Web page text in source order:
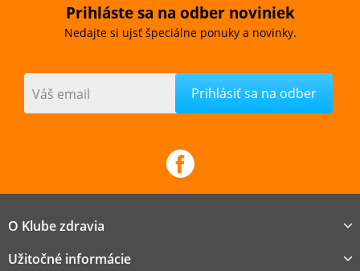
Prihláste sa na odber noviniek
Nedajte si ujsť špeciálne ponuky a novinky.
Váš email
O Klube zdravia
Užitočné informácie